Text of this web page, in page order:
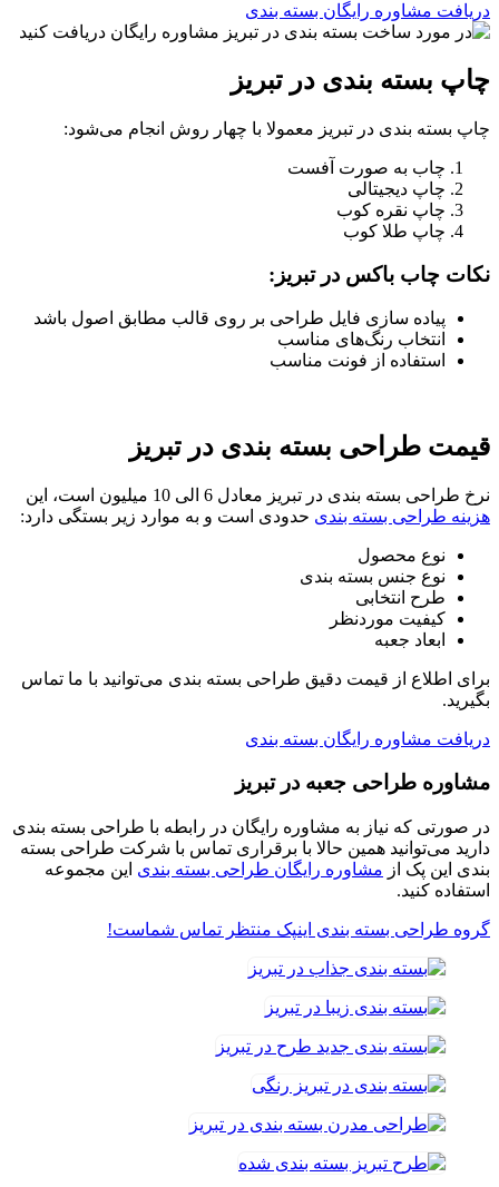
دریافت مشاوره رایگان بسته بندی
چاپ بسته بندی در تبریز
چاپ بسته بندی در تبریز معمولا با چهار روش انجام می‌شود:
چاب به صورت آفست
چاپ دیجیتالی
چاپ نقره کوب
چاپ طلا کوب
نکات چاب باکس در تبریز:
پیاده سازی فایل طراحی بر روی قالب مطابق اصول باشد
انتخاب رنگ‌های مناسب
استفاده از فونت مناسب
قیمت طراحی بسته بندی در تبریز
نرخ طراحی بسته بندی در تبریز معادل 6 الی 10 میلیون است، این
هزینه طراحی بسته بندی حدودی است و به موارد زیر بستگی دارد:
نوع محصول
نوع جنس بسته بندی
طرح انتخابی
کیفیت موردنظر
ابعاد جعبه
برای اطلاع از قیمت دقیق طراحی بسته بندی می‌توانید با ما تماس
بگیرید.
دریافت مشاوره رایگان بسته بندی
مشاوره طراحی جعبه در تبریز
در صورتی که نیاز به مشاوره رایگان در رابطه با طراحی بسته بندی
دارید می‌توانید همین حالا با برقراری تماس با شرکت طراحی بسته
بندی این پک از مشاوره رایگان طراحی بسته بندی این مجموعه
استفاده کنید.
گروه طراحی بسته بندی اینپک منتظر تماس شماست!